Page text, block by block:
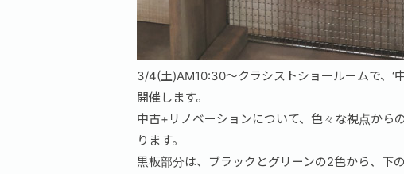
3/4(土)AM10:30～クラシストショールームで、‘
開催します。
中古+リノベーションについて、色々な視点から
ります。
黒板部分は、ブラックとグリーンの2色から、下